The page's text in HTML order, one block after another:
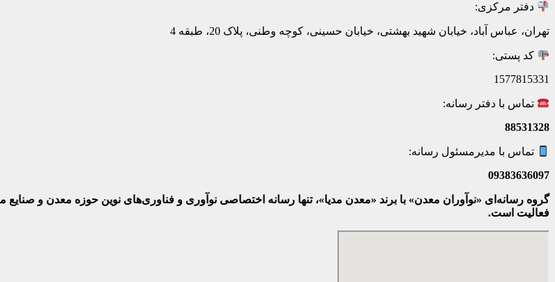
دفتر مرکزی:
تهران، عباس آباد، خیابان شهید بهشتی، خیابان حسینی، کوچه وطنی، پلاک 20، طبقه 4
کد پستی:
1577815331
تماس با دفتر رسانه:
88531328
تماس با مدیرمسئول رسانه:
09383636097
گروه رسانه‌ای «نوآوران معدن» با برند «معدن مدیا»، تنها رسانه اختصاصی نوآوری و فناوری‌های نوین حوزه معدن و
فعالیت است.